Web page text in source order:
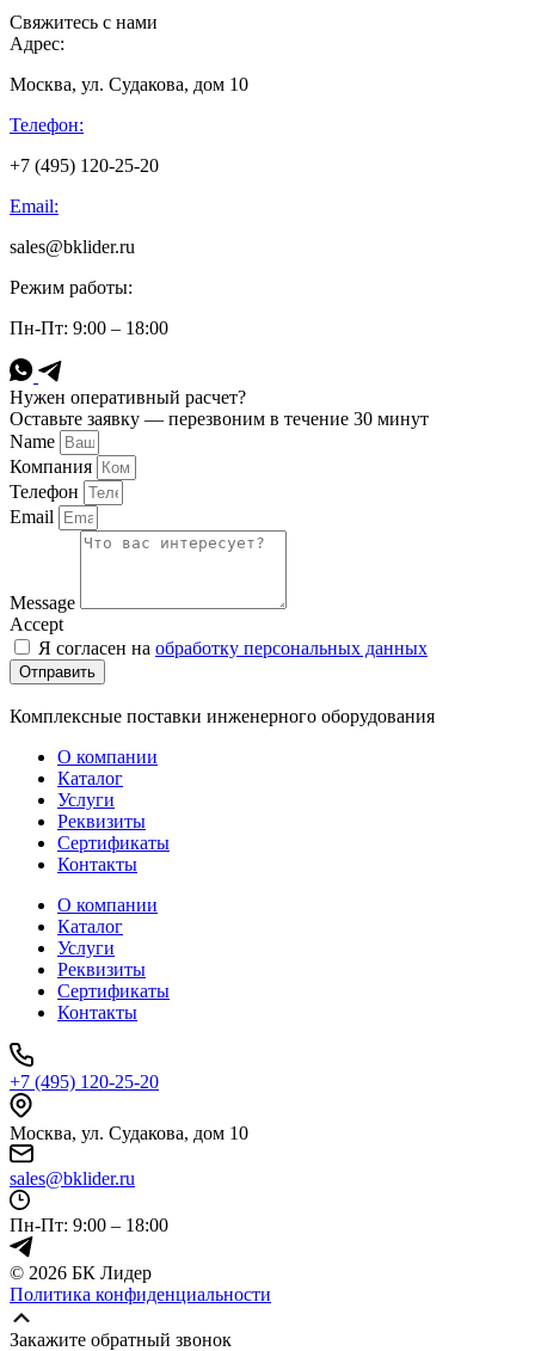
Свяжитесь с нами
Адрес:
Москва, ул. Судакова, дом 10
Телефон:
+7 (495) 120-25-20
Email:
sales@bklider.ru
Режим работы:
Пн-Пт: 9:00 – 18:00
Нужен оперативный расчет?
Оставьте заявку — перезвоним в течение 30 минут
Name
Компания
Телефон
Email
Message
Accept
Я согласен на обработку персональных данных
Отправить
Комплексные поставки инженерного оборудования
О компании
Каталог
Услуги
Реквизиты
Сертификаты
Контакты
О компании
Каталог
Услуги
Реквизиты
Сертификаты
Контакты
+7 (495) 120-25-20
Москва, ул. Судакова, дом 10
sales@bklider.ru
Пн-Пт: 9:00 – 18:00
© 2026 БК Лидер
Политика конфиденциальности
вверх
Закажите обратный звонок